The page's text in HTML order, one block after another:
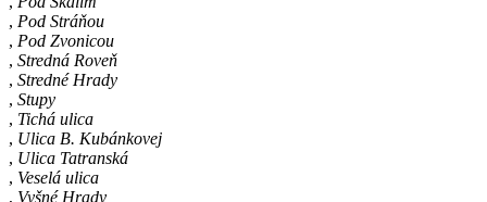
, Pod Stráňou
, Pod Zvonicou
, Stredná Roveň
, Stredné Hrady
, Stupy
, Tichá ulica
, Ulica B. Kubánkovej
, Ulica Tatranská
, Veselá ulica
, Vyšné Hrady